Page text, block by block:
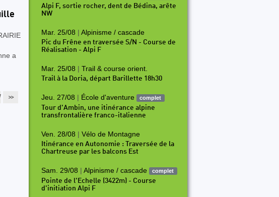
a
>> P72 P73 P74 P75 P76
Alpi F, sortie rocher, dent de Bédina, arête
NW
Mar. 25/08 | Alpinisme / cascade
Pic du Frêne en traversée S/N - Course de
Réalisation - Alpi F
Mar. 25/08 | Trail & course orient.
Trail à la Doria, départ Barillette 18h30
Jeu. 27/08 | École d'aventure complet
Tour d'Ambin, une itinérance alpine
transfrontalière franco-italienne
Ven. 28/08 | Vélo de Montagne
Itinérance en Autonomie : Traversée de la
Chartreuse par les balcons Est
Sam. 29/08 | Alpinisme / cascade complet
Pointe de l'Echelle (3422m) - Course
d'initiation Alpi F